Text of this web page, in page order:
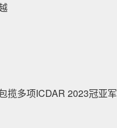
揽多项ICDAR 2023冠亚军